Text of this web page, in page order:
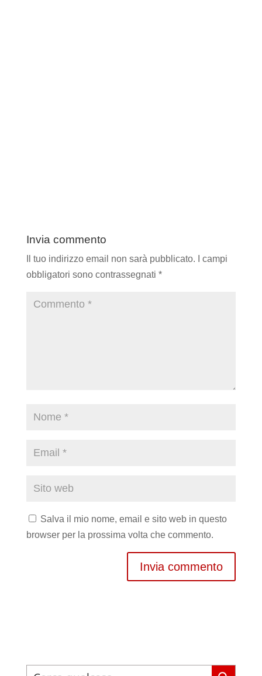
Invia commento
Il tuo indirizzo email non sarà pubblicato.
I campi
obbligatori sono contrassegnati *
Salva il mio nome, email e sito web in questo
browser per la prossima volta che commento.